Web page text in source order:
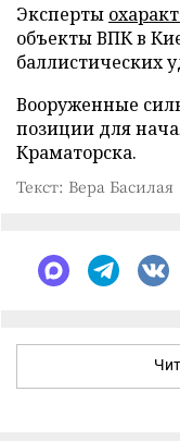
Эксперты
объекты ВПК в
баллистических
Вооруженные
позиции для
Краматорска.
Текст: Вера Басилая